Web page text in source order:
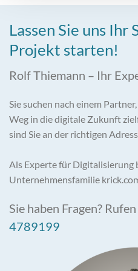
Jetzt
Lassen Sie uns Ihr
Projekt starten!
Rolf Thiemann – Ihr
Sie suchen nach einem
Weg in die digitale Zukunft
sind Sie an der richtigen
Als Experte für Digitalisierung
Unternehmensfamilie
Sie haben Fragen?
4789199